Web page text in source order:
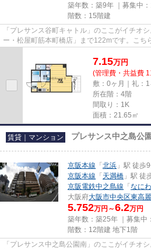
築年数：築9年 ｜募集中：
階数：15階建
「プレサンス谷町キャトル」のここがイチオ
ー・松屋町筋本町橋店」まで122mです。こち
7.15万円
(管理費・共益費
敷：0ヶ月｜礼：1
所在階：4階
間取り：1K
面積：21.65㎡
賃貸｜マンション プレサンス中之島公
京阪本線 「 北浜 」駅 徒歩
京阪本線 「 天満橋 」駅 徒
京阪電鉄中之島線 「 なに
大阪府大阪市中央区東高
5.752万円～6.2万円
築年数：築25年 ｜募集中：
階数：12階建 地下1階
「プレサンス中之島公園南」のここがイチオ